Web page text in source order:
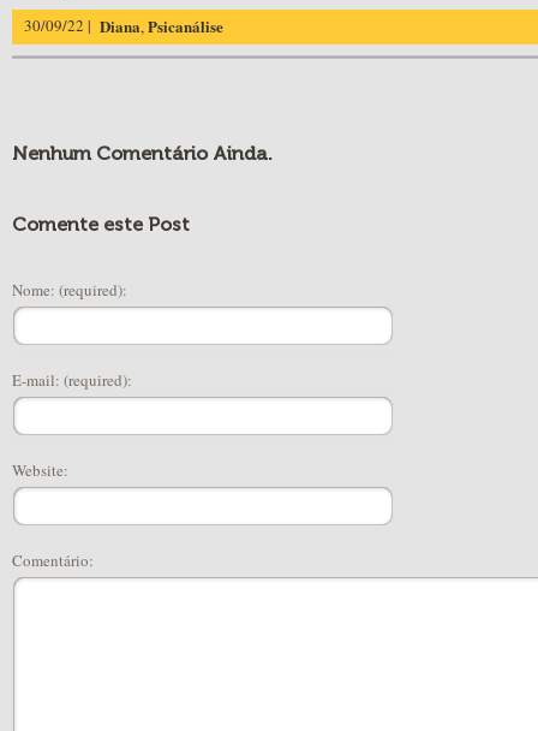
30/09/22 | Diana,Psicanálise
Nenhum Comentário Ainda.
Comente este Post
Nome: (required):
E-mail: (required):
Website:
Comentário: